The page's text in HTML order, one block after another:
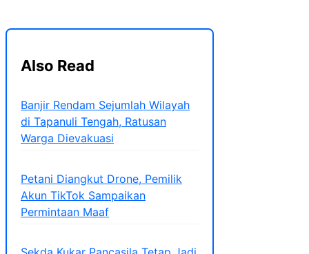
Also Read
Banjir Rendam Sejumlah Wilayah
di Tapanuli Tengah, Ratusan
Warga Dievakuasi
Petani Diangkut Drone, Pemilik
Akun TikTok Sampaikan
Permintaan Maaf